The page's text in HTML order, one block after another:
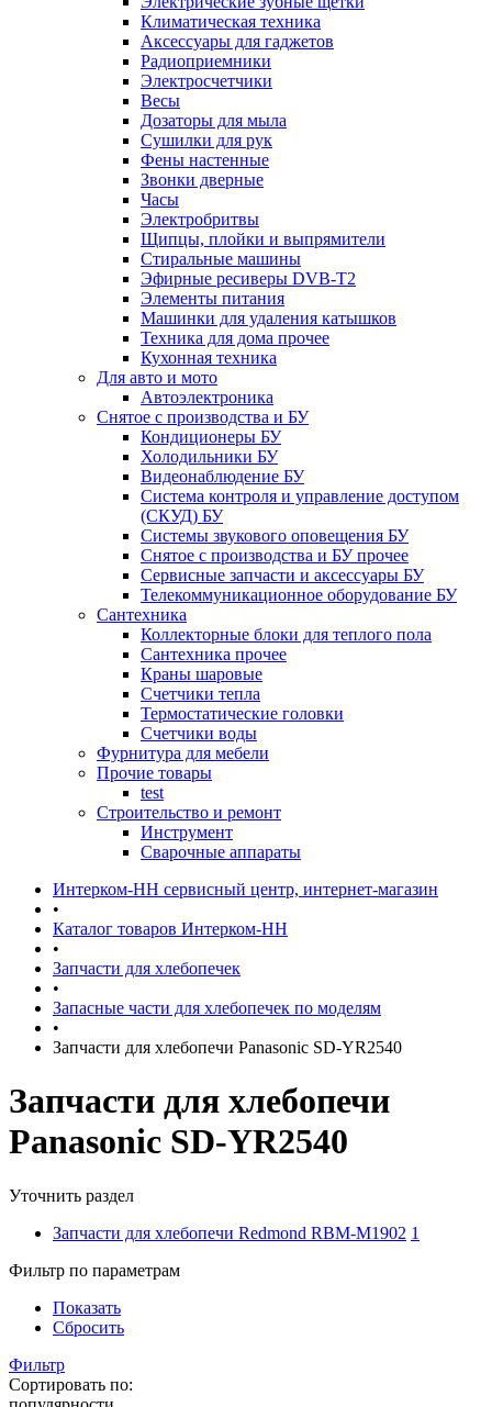
Климатическая техника
Аксессуары для гаджетов
Радиоприемники
Электросчетчики
Весы
Дозаторы для мыла
Сушилки для рук
Фены настенные
Звонки дверные
Часы
Электробритвы
Щипцы, плойки и выпрямители
Стиральные машины
Эфирные ресиверы DVB-T2
Элементы питания
Машинки для удаления катышков
Техника для дома прочее
Кухонная техника
Для авто и мото
Автоэлектроника
Снятое с производства и БУ
Кондиционеры БУ
Холодильники БУ
Видеонаблюдение БУ
Система контроля и управление доступом
(СКУД) БУ
Системы звукового оповещения БУ
Снятое с производства и БУ прочее
Сервисные запчасти и аксессуары БУ
Телекоммуникационное оборудование БУ
Сантехника
Коллекторные блоки для теплого пола
Сантехника прочее
Краны шаровые
Счетчики тепла
Термоcтатические головки
Счетчики воды
Фурнитура для мебели
Прочие товары
test
Строительство и ремонт
Инструмент
Сварочные аппараты
Интерком-НН сервисный центр, интернет-магазин
•
Каталог товаров Интерком-НН
•
Запчасти для хлебопечек
•
Запасные части для хлебопечек по моделям
•
Запчасти для хлебопечи Panasonic SD-YR2540
Запчасти для хлебопечи
Panasonic SD-YR2540
Уточнить раздел
Запчасти для хлебопечи Redmond RBM-M1902 1
Фильтр по параметрам
Показать
Сбросить
Фильтр
Сортировать по: